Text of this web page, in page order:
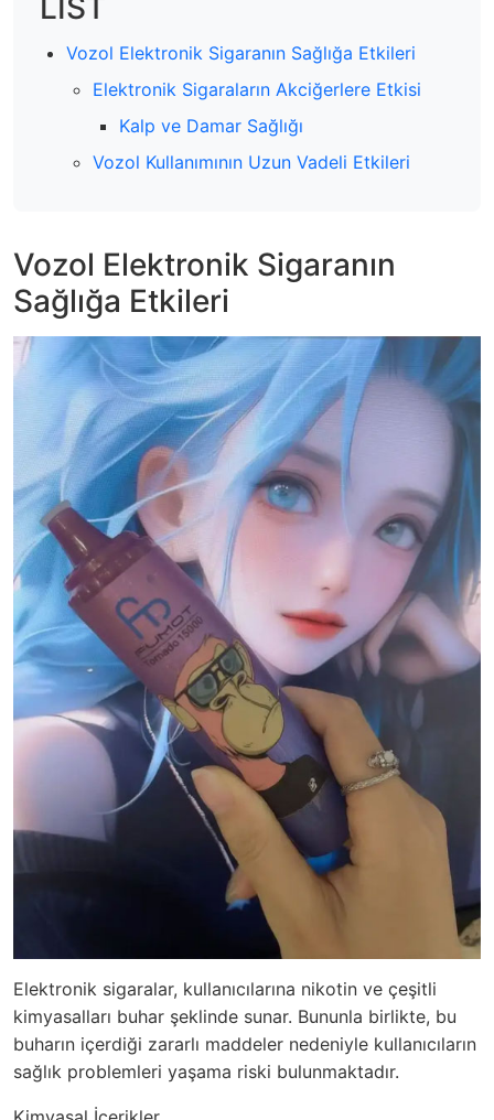
LIST
Vozol Elektronik Sigaranın Sağlığa Etkileri
Elektronik Sigaraların Akciğerlere Etkisi
Kalp ve Damar Sağlığı
Vozol Kullanımının Uzun Vadeli Etkileri
Vozol Elektronik Sigaranın
Sağlığa Etkileri
Elektronik sigaralar, kullanıcılarına nikotin ve çeşitli
kimyasalları buhar şeklinde sunar. Bununla birlikte, bu
buharın içerdiği zararlı maddeler nedeniyle kullanıcıların
sağlık problemleri yaşama riski bulunmaktadır.